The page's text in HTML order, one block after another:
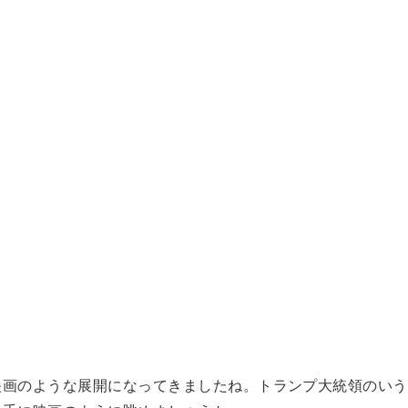
のような展開になってきましたね。トランプ大統領のい